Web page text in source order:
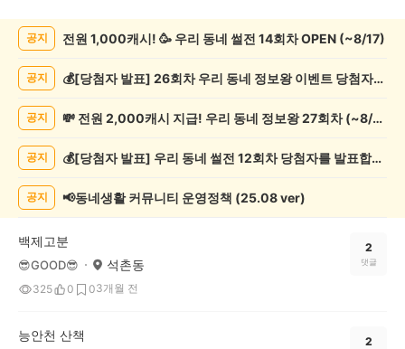
게
공지 전원 1,000캐시! 🥳 우리 동네 썰전 14회차 OPEN (~8/17)
공지 💰[당첨자 발표] 26회차 우리 동네 정보왕 이벤트 당첨자를 발표합니다!
공지 💸 전원 2,000캐시 지급! 우리 동네 정보왕 27회차 (~8/10)
공지 💰[당첨자 발표] 우리 동네 썰전 12회차 당첨자를 발표합니다!
공지 📢동네생활 커뮤니티 운영정책 (25.08 ver)
백제고분
😎GOOD😎 석촌동
325 0 03개월 전
2
댓글
능안천 산책 2